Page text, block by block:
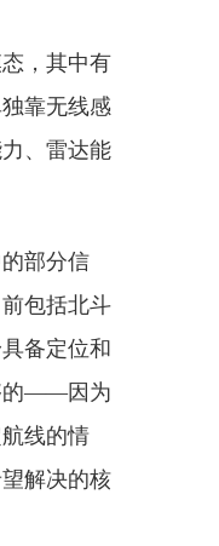
，其中有
靠无线感
、雷达能
部分信
包括北斗
备定位和
的——因为
线的情
解决的核